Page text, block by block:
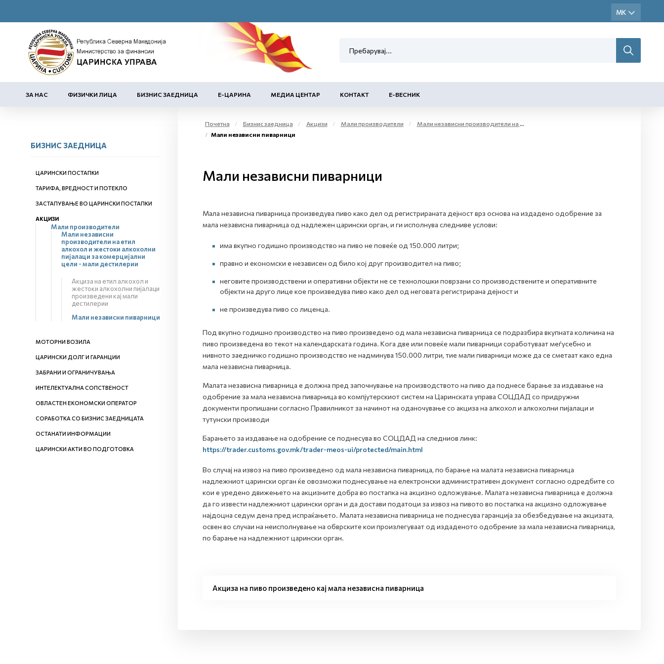
ЗА НАС ФИЗИЧКИ ЛИЦА БИЗНИС ЗАЕДНИЦА Е-ЦАРИНА МЕДИА ЦЕНТАР КОНТАКТ Е-ВЕСНИК
БИЗНИС ЗАЕДНИЦА
ЦАРИНСКИ ПОСТАПКИ
ТАРИФА, ВРЕДНОСТ И ПОТЕКЛО
ЗАСТАПУВАЊЕ ВО ЦАРИНСКИ ПОСТАПКИ
АКЦИЗИ
Мали производители
Мали независни
производители на етил
алкохол и жестоки алкохолни
пијалаци за комерцијални
цели - мали дестилерии
Акциза на етил алкохол и
жестоки алкохолни пијалаци
произведени кај мали
дестилерии
Мали независни пиварници
МОТОРНИ ВОЗИЛА
ЦАРИНСКИ ДОЛГ И ГАРАНЦИИ
ЗАБРАНИ И ОГРАНИЧУВАЊА
ИНТЕЛЕКТУАЛНА СОПСТВЕНОСТ
ОВЛАСТЕН ЕКОНОМСКИ ОПЕРАТОР
СОРАБОТКА СО БИЗНИС ЗАЕДНИЦАТА
ОСТАНАТИ ИНФОРМАЦИИ
ЦАРИНСКИ АКТИ ВО ПОДГОТОВКА
Почетна Бизнис заедница Акцизи Мали производители
Мали независни производители на етил алкохол и жестоки алкохолни пијалаци за комерцијални цели - мали дестилерии
Мали независни пиварници
Мали независни пиварници
Мала независна пиварница произведува пиво како дел од регистрираната дејност врз основа на издадено одобрение за
мала независна пиварница од надлежен царински орган, и ги исполнува следниве услови:
има вкупно годишно производство на пиво не повеќе од 150.000 литри;
правно и економски е независен од било кој друг производител на пиво;
неговите производствени и оперативни објекти не се технолошки поврзани со производствените и оперативните
објекти на друго лице кое произведува пиво како дел од неговата регистрирана дејност и
не произведува пиво со лиценца.
Под вкупно годишно производство на пиво произведено од мала независна пиварница се подразбира вкупната количина на
пиво произведена во текот на календарската година. Кога две или повеќе мали пиварници соработуваат меѓусебно и
нивното заедничко годишно производство не надминува 150.000 литри, тие мали пиварници може да се сметаат како една
мала независна пиварница.
Малата независна пиварница е должна пред започнување на производството на пиво да поднесе барање за издавање на
одобрение за мала независна пиварница во компјутерскиот систем на Царинската управа СОЦДАД со придружни
документи пропишани согласно Правилникот за начинот на оданочување со акциза на алкохол и алкохолни пијалаци и
тутунски производи
Барањето за издавање на одобрение се поднесува во СОЦДАД на следниов линк:
https://trader.customs.gov.mk/trader-meos-ui/protected/main.html
Во случај на извоз на пиво произведено од мала независна пиварница, по барање на малата независна пиварница
надлежниот царински орган ќе овозможи поднесување на електронски административен документ согласно одредбите со
кои е уредено движењето на акцизните добра во постапка на акцизно одложување. Малата независна пиварница е должна
да го извести надлежниот царински орган и да достави податоци за извоз на пивото во постапка на акцизно одложување
најдоцна седум дена пред испраќањето. Малата независна пиварница не поднесува гаранција за обезбедување на акцизата,
освен во случаи на неисполнување на обврските кои произлегуваат од издаденото одобрение за мала независна пиварница,
по барање на надлежниот царински орган.
Акциза на пиво произведено кај мала независна пиварница